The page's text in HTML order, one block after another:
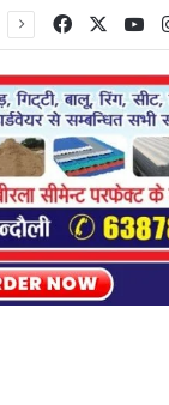
Facebook